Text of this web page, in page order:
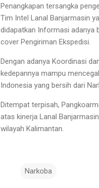
Penangkapan tersangka
Tim Intel Lanal Banjarmasin
didapatkan Informasi adanya
cover Pengiriman Ekspedisi.
Dengan adanya Koordinasi
kedepannya mampu
Indonesia yang bersih dari
Ditempat terpisah,
atas kinerja Lanal
wilayah Kalimantan.
Narkoba